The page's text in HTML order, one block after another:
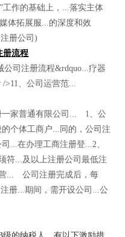
工作的基础上，...落实主体
体拓展服...的深度和效
册公司)
册流程
公司注册流程&rdquo...疗器
、公司运营范...
家普通有限公司... 1、公
个体工商户...同的，公司注
...在办理工商注册登...2、
...及以上注册公司最低注
... 公司注册完成后，每
...期间，需开设公司...公